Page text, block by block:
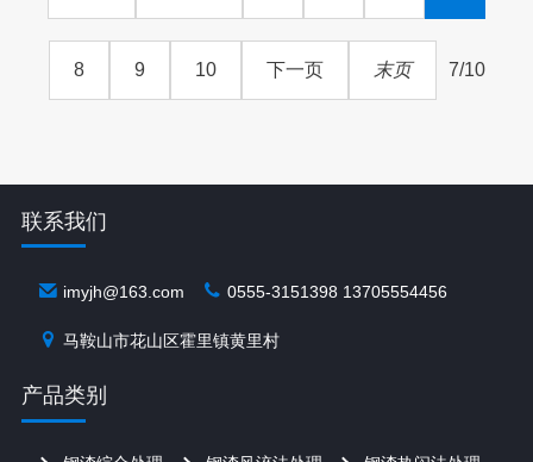
8 9 10 下一页 末页 7/10
联系我们
imyjh@163.com 0555-3151398 13705554456
马鞍山市花山区霍里镇黄里村
产品类别